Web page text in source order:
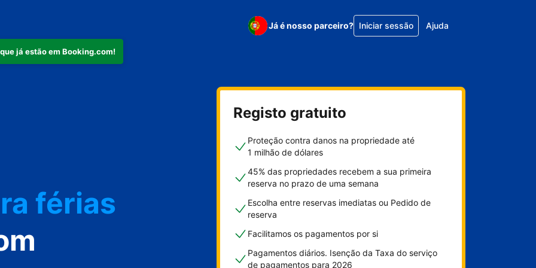
já estão em Booking.com!
Já é nosso parceiro? Iniciar sessão Ajuda
férias
Registo gratuito
Proteção contra danos na propriedade até
1 milhão de dólares
45% das propriedades recebem a sua primeira
reserva no prazo de uma semana
Escolha entre reservas imediatas ou Pedido de
reserva
Facilitamos os pagamentos por si
Pagamentos diários. Isenção da Taxa do serviço
de pagamentos para 2026